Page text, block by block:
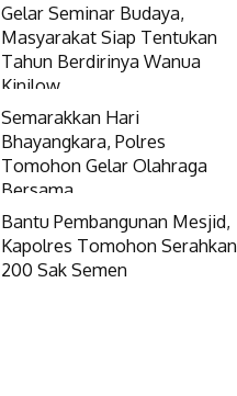
Gelar Seminar Budaya,
Masyarakat Siap Tentukan
Tahun Berdirinya Wanua
Kinilow
Semarakkan Hari
Bhayangkara, Polres
Tomohon Gelar Olahraga
Bersama
Bantu Pembangunan Mesjid,
Kapolres Tomohon Serahkan
200 Sak Semen